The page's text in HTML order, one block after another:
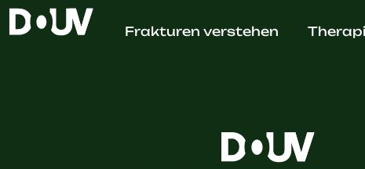
Frakturen verstehen
Dr.